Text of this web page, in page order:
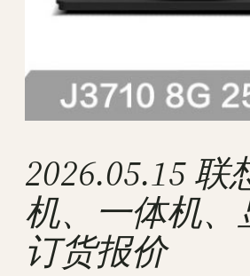
2026.05.15 联
机、一体机、
订货报价